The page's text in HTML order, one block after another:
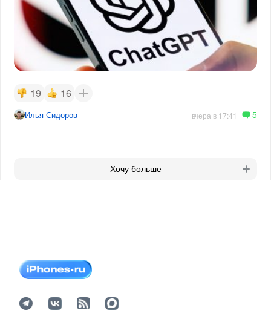
19 16
Илья Сидоров вчера в 17:41 5
Хочу больше